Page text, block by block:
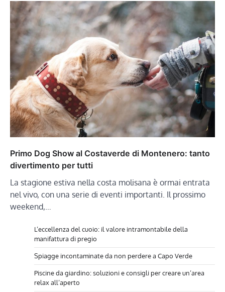
Primo Dog Show al Costaverde di Montenero: tanto
divertimento per tutti
La stagione estiva nella costa molisana è ormai entrata
nel vivo, con una serie di eventi importanti. Il prossimo
weekend,…
L’eccellenza del cuoio: il valore intramontabile della
manifattura di pregio
Spiagge incontaminate da non perdere a Capo Verde
Piscine da giardino: soluzioni e consigli per creare un’area
relax all’aperto